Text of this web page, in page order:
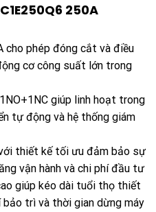
250A
cho phép đóng cắt và điều
cơ công suất lớn trong
giúp linh hoạt trong
tự động và hệ thống giám
thiết kế tối ưu đảm bảo sự
vận hành và chi phí đầu tư
giúp kéo dài tuổi thọ thiết
trì và thời gian dừng máy